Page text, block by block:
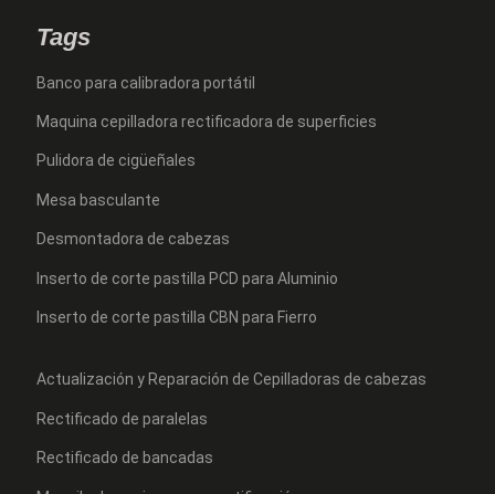
Tags
Banco para calibradora portátil
Maquina cepilladora rectificadora de superficies
Pulidora de cigüeñales
Mesa basculante
Desmontadora de cabezas
Inserto de corte pastilla PCD para Aluminio
Inserto de corte pastilla CBN para Fierro
Actualización y Reparación de Cepilladoras de cabezas
Rectificado de paralelas
Rectificado de bancadas